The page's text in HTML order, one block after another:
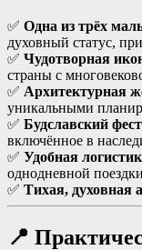
✅ Одна из трёх
духовный статус,
✅ Чудотворная
страны с
✅ Архитектурная
уникальными
✅ Будславский фест
включённое в
✅ Удобная
однодневной поездки
✅ Тихая, духовная
📍